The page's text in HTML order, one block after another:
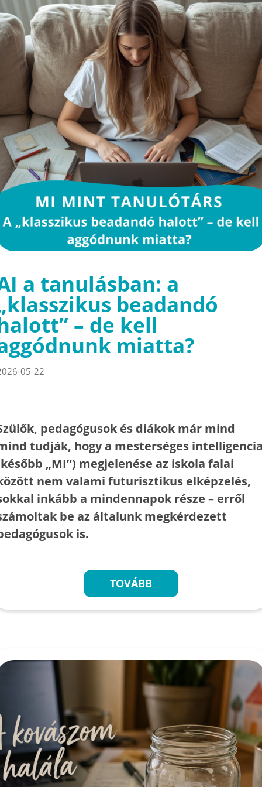
a tanulásban: a
beadandó
– de kell
miatta?
05-22
pedagógusok és diákok már mind
tudják, hogy a mesterséges
„MI”) megjelenése az iskola falai
nem valami futurisztikus elképzelés,
inkább a mindennapok része – erről
be az általunk megkérdezett
is.
TOVÁBB